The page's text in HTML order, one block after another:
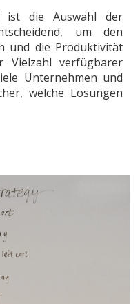
ist die Auswahl der
um den
und die Produktivität
Vielzahl verfügbarer
Unternehmen und
welche Lösungen